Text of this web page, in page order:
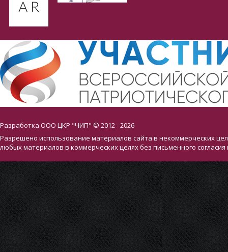
Разработка ООО ЦКР "ЧИП" © 2012 - 2026
Разрешено использование материалов сайта в некоммерческих
любых материалов в коммерческих целях без письменного согласия